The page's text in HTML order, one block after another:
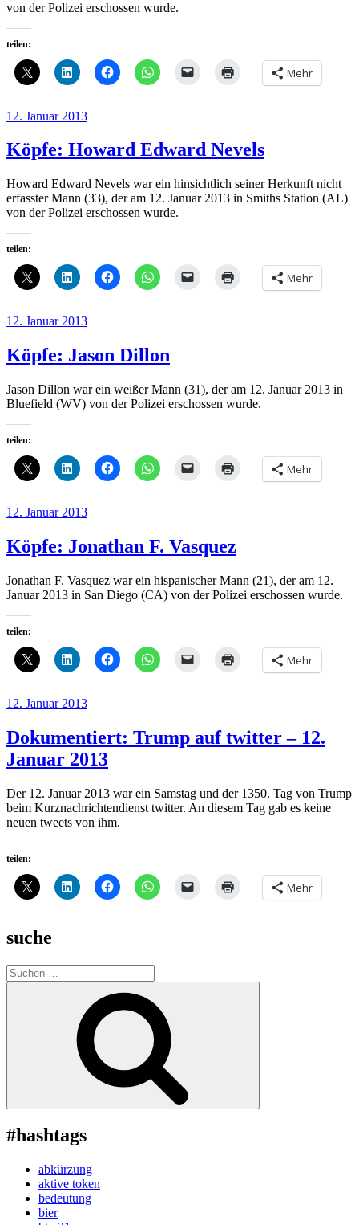
von der Polizei erschossen wurde.
teilen:
Mehr
Veröffentlicht
12. Januar 2013
Köpfe: Howard Edward Nevels
Howard Edward Nevels war ein hinsichtlich seiner Herkunft nicht
erfasster Mann (33), der am 12. Januar 2013 in Smiths Station (AL)
von der Polizei erschossen wurde.
teilen:
Mehr
Veröffentlicht
12. Januar 2013
Köpfe: Jason Dillon
Jason Dillon war ein weißer Mann (31), der am 12. Januar 2013 in
Bluefield (WV) von der Polizei erschossen wurde.
teilen:
Mehr
Veröffentlicht
12. Januar 2013
Köpfe: Jonathan F. Vasquez
Jonathan F. Vasquez war ein hispanischer Mann (21), der am 12.
Januar 2013 in San Diego (CA) von der Polizei erschossen wurde.
teilen:
Mehr
Veröffentlicht
12. Januar 2013
Dokumentiert: Trump auf twitter – 12.
Januar 2013
Der 12. Januar 2013 war ein Samstag und der 1350. Tag von Trump
beim Kurznachrichtendienst twitter. An diesem Tag gab es keine
neuen tweets von ihm.
teilen:
Mehr
suche
Suche
nach:
#hashtags
abkürzung
aktive token
bedeutung
bier